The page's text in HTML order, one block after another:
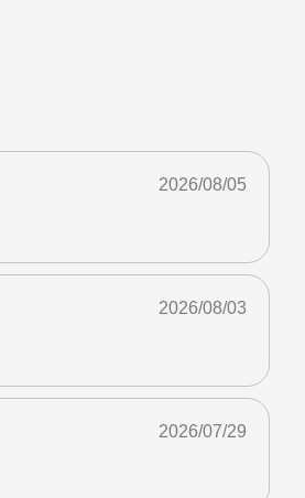
2026/08/05
2026/08/03
2026/07/29